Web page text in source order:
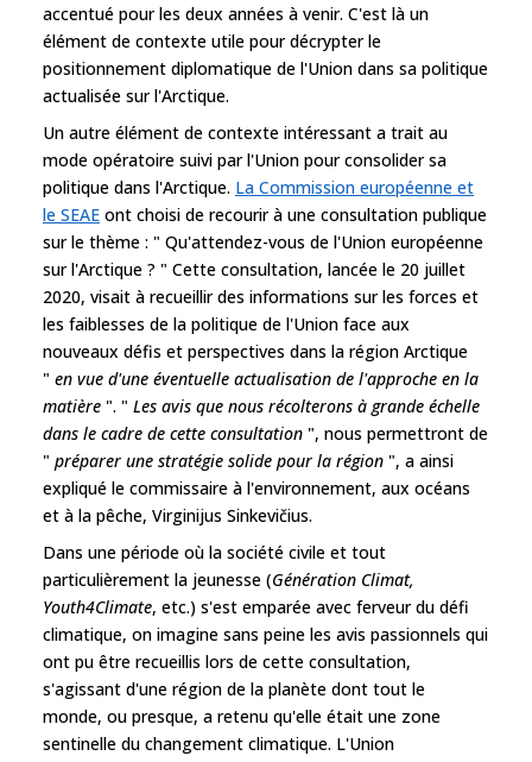
accentué pour les deux années à venir. C'est là un
élément de contexte utile pour décrypter le
positionnement diplomatique de l'Union dans sa politique
actualisée sur l'Arctique.
Un autre élément de contexte intéressant a trait au
mode opératoire suivi par l'Union pour consolider sa
politique dans l'Arctique. La Commission européenne et
le SEAE ont choisi de recourir à une consultation publique
sur le thème : " Qu'attendez-vous de l'Union européenne
sur l'Arctique ? " Cette consultation, lancée le 20 juillet
2020, visait à recueillir des informations sur les forces et
les faiblesses de la politique de l'Union face aux
nouveaux défis et perspectives dans la région Arctique
" en vue d'une éventuelle actualisation de l'approche en la
matière ". " Les avis que nous récolterons à grande échelle
dans le cadre de cette consultation ", nous permettront de
" préparer une stratégie solide pour la région ", a ainsi
expliqué le commissaire à l'environnement, aux océans
et à la pêche, Virginijus Sinkevičius.
Dans une période où la société civile et tout
particulièrement la jeunesse (Génération Climat,
Youth4Climate, etc.) s'est emparée avec ferveur du défi
climatique, on imagine sans peine les avis passionnels qui
ont pu être recueillis lors de cette consultation,
s'agissant d'une région de la planète dont tout le
monde, ou presque, a retenu qu'elle était une zone
sentinelle du changement climatique. L'Union